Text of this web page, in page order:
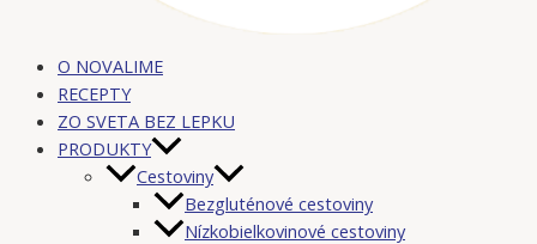
O NOVALIME
RECEPTY
ZO SVETA BEZ LEPKU
PRODUKTY
Cestoviny
Bezgluténové cestoviny
Nízkobielkovinové cestoviny